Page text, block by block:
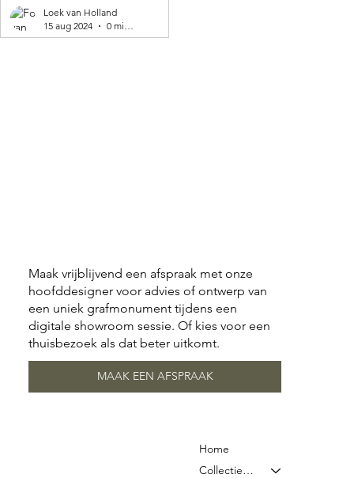
geproduceerd! 🌍
Loek van Holland
15 aug 2024
0 minuten om te lezen
Home
Collectie & Prijzen
Maak vrijblijvend een afspraak met onze
hoofddesigner voor advies of ontwerp van
een uniek grafmonument tijdens een
digitale showroom sessie. Of kies voor een
thuisbezoek als dat beter uitkomt.
MAAK EEN AFSPRAAK